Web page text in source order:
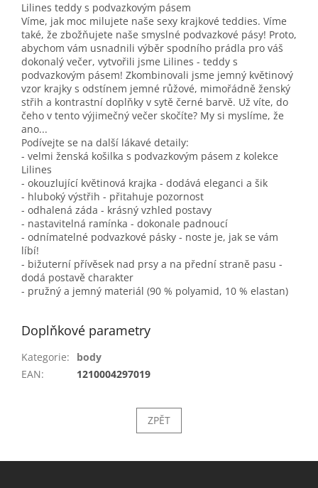
Lilines teddy s podvazkovým pásem
Víme, jak moc milujete naše sexy krajkové teddies. Víme
také, že zbožňujete naše smyslné podvazkové pásy! Proto,
abychom vám usnadnili výběr spodního prádla pro váš
dokonalý večer, vytvořili jsme Lilines - teddy s
podvazkovým pásem! Zkombinovali jsme jemný květinový
vzor krajky s odstínem jemné růžové, mimořádně ženský
střih a kontrastní doplňky v sytě černé barvě. Už víte, do
čeho v tento výjimečný večer skočíte? My si myslíme, že
ano...
Podívejte se na další lákavé detaily:
- velmi ženská košilka s podvazkovým pásem z kolekce
Lilines
- okouzlující květinová krajka - dodává eleganci a šik
- hluboký výstřih - přitahuje pozornost
- odhalená záda - krásný vzhled postavy
- nastavitelná ramínka - dokonale padnoucí
- odnímatelné podvazkové pásky - noste je, jak se vám
líbí!
- bižuterní přívěsek nad prsy a na přední straně pasu -
dodá postavě charakter
- pružný a jemný materiál (90 % polyamid, 10 % elastan)
Doplňkové parametry
Kategorie:
body
EAN: 1210004297019
ZPĚT